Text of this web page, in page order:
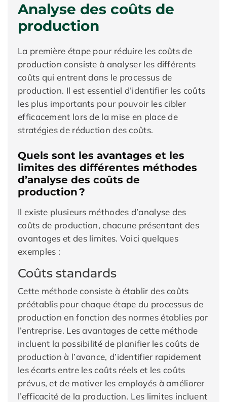
Analyse des coûts de
production
La première étape pour réduire les coûts de
production consiste à analyser les différents
coûts qui entrent dans le processus de
production. Il est essentiel d’identifier les coûts
les plus importants pour pouvoir les cibler
efficacement lors de la mise en place de
stratégies de réduction des coûts.
Quels sont les avantages et les
limites des différentes méthodes
d’analyse des coûts de
production ?
Il existe plusieurs méthodes d’analyse des
coûts de production, chacune présentant des
avantages et des limites. Voici quelques
exemples :
Coûts standards
Cette méthode consiste à établir des coûts
préétablis pour chaque étape du processus de
production en fonction des normes établies par
l’entreprise. Les avantages de cette méthode
incluent la possibilité de planifier les coûts de
production à l’avance, d’identifier rapidement
les écarts entre les coûts réels et les coûts
prévus, et de motiver les employés à améliorer
l’efficacité de la production. Les limites incluent